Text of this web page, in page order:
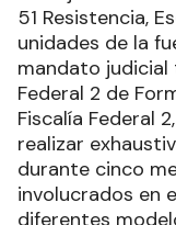
51 Resistencia,
unidades de la
mandato
Federal 2 de
Fiscalía Federal
realizar
durante cinco
involucrados en
diferentes